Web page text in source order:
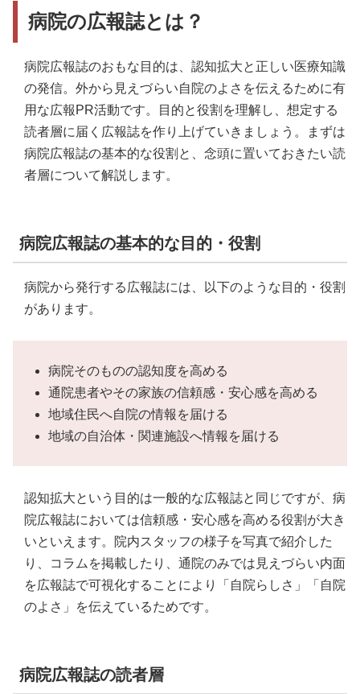
STEP6．広報誌のデザイン・レイアウトを作成する
事例3．記念日や季節に応じたコンテンツ・企画を
展開
ポイント3．WebやSNSと連携して発信力を高める
する
ポイント5．病院広報誌はメディアや地域機関との
関係構築に使う
病院の広報誌とは？
病院広報誌のおもな目的は、認知拡大と正しい医療知識
の発信。外から見えづらい自院のよさを伝えるために有
用な広報PR活動です。目的と役割を理解し、想定する
読者層に届く広報誌を作り上げていきましょう。まずは
病院広報誌の基本的な役割と、念頭に置いておきたい読
者層について解説します。
病院広報誌の基本的な目的・役割
病院から発行する広報誌には、以下のような目的・役割
があります。
病院そのものの認知度を高める
通院患者やその家族の信頼感・安心感を高める
地域住民へ自院の情報を届ける
地域の自治体・関連施設へ情報を届ける
認知拡大という目的は一般的な広報誌と同じですが、病
院広報誌においては信頼感・安心感を高める役割が大き
いといえます。院内スタッフの様子を写真で紹介した
り、コラムを掲載したり、通院のみでは見えづらい内面
を広報誌で可視化することにより「自院らしさ」「自院
のよさ」を伝えているためです。
病院広報誌の読者層